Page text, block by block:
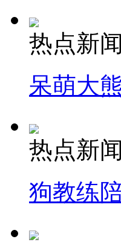
热点新闻
呆萌大
热点新闻
狗教练